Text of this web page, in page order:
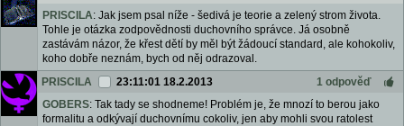
PRISCILA: Jak jsem psal níže - šedivá je teorie a zelený strom života.
Tohle je otázka zodpovědnosti duchovního správce. Já osobně
zastávám názor, že křest dětí by měl být žádoucí standard, ale kohokoliv,
koho dobře neznám, bych od něj odrazoval.
PRISCILA
23:11:01 18.2.2013
1 odpověď
GOBERS: Tak tady se shodneme! Problém je, že mnozí to berou jako
formalitu a odkývají duchovnímu cokoliv, jen aby mohli svou ratolest